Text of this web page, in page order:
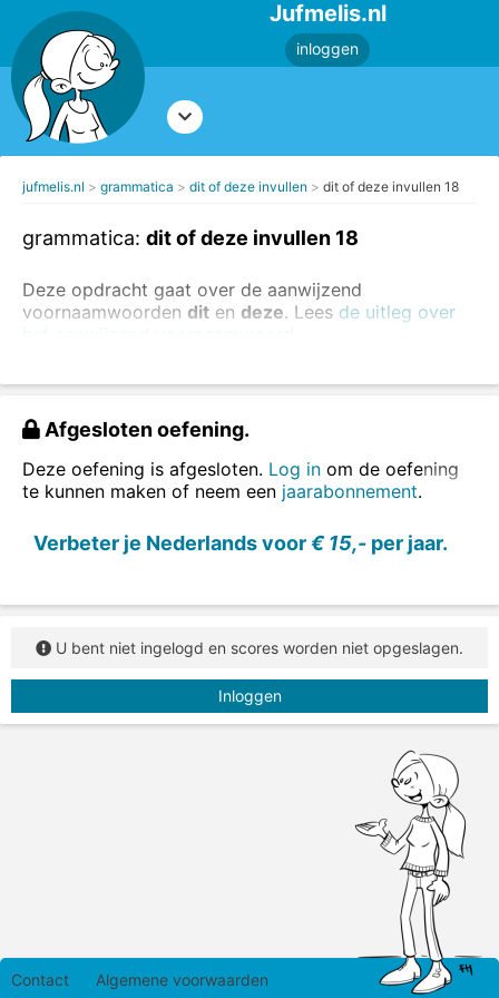
Jufmelis.nl
inloggen
jufmelis.nl grammatica dit of deze invullen dit of deze invullen 18
grammatica: dit of deze invullen 18
Deze opdracht gaat over de aanwijzend
voornaamwoorden dit en deze. Lees de uitleg over
Afgesloten oefening.
Deze oefening is afgesloten. Log in om de oefening
te kunnen maken of neem een jaarabonnement.
Verbeter je Nederlands voor€ 15,- per jaar.
U bent niet ingelogd en scores worden niet opgeslagen.
Inloggen
Contact Algemene voorwaarden